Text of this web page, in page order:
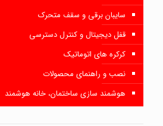
سایبان برقی و سقف متحرک
قفل دیجیتال و کنترل دسترسی
کرکره های اتوماتیک
نصب و راهنمای محصولات
هوشمند سازی ساختمان، خانه هوشمند